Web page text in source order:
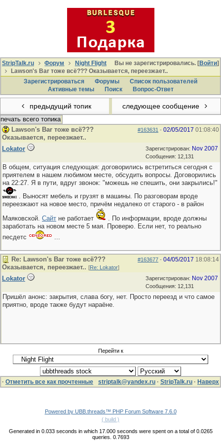
Вы не зарегистрировались. [Войти]
StripTalk.ru Форум
Night Flight
Lawson's Bar тоже всё??? Оказывается, переезжает..
Зарегистрироваться
Форумы
Список пользователей
Активные темы
Поиcк Вопрос-Ответ
предыдущий топик следующее сообщение
печать всего топика
#163631 - 02/05/2017 01:08:40
Lawson's Bar тоже всё???
Оказывается, переезжает..
Зарегистрирован: Nov 2007
Сообщения: 12,131
Lokator
В общем, ситуация следующая: договорились встретиться сегодня с
приятелем в нашем любимом месте, обсудить вопросы. Договорились
на 22:27. Я в пути, вдруг звонок: "можешь не спешить, они закрылись!"
. Выносят мебель и грузят в машины. По разговорам вроде
переезжают на новое место, причём недалеко от старого - в район
Маяковской. Сайт не работает
. По информации, вроде должны
заработать на новом месте 5 мая. Проверю. Если нет, то реально
песдетс
...
#163677 - 04/05/2017 18:08:14
Re: Lawson's Bar тоже всё???
Оказывается, переезжает.. [Re: Lokator]
Зарегистрирован: Nov 2007
Сообщения: 12,131
Lokator
Пришёл анонс: закрытия, слава богу, нет. Просто переезд и что самое
приятно, вроде также будут нараёне.
Перейти к
· Отметить все как прочтенные striptalk@yandex.ru · StripTalk.ru · Наверх
Powered by UBB.threads™ PHP Forum Software 7.6.0
( build )
Generated in 0.033 seconds in which 17.000 seconds were spent on a total of 0.0265
queries. 0.7693